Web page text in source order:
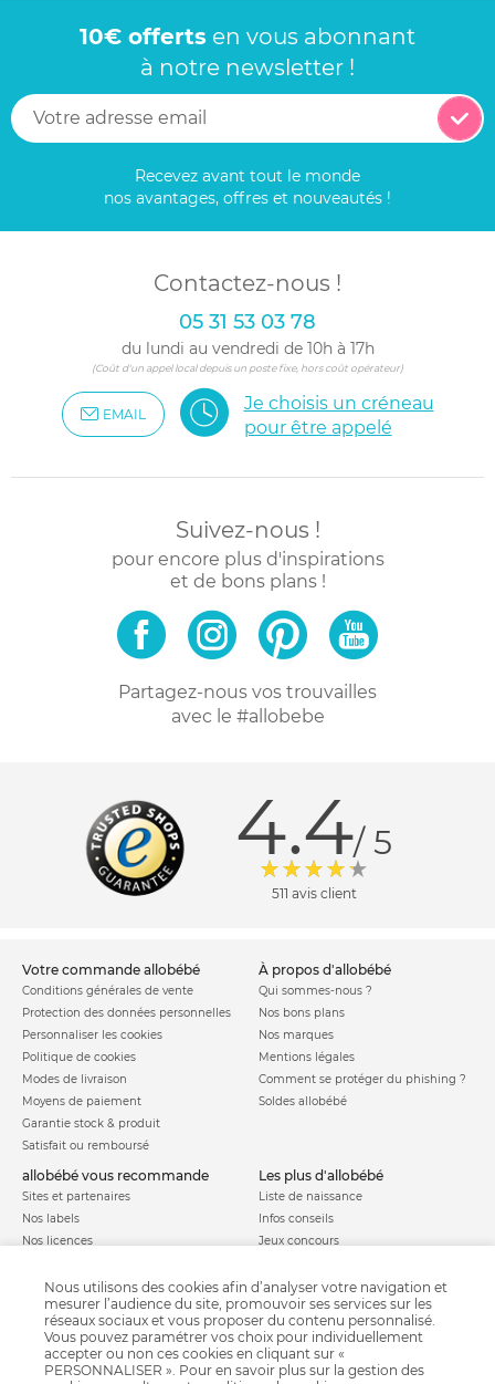
10€ offerts en vous abonnant
à notre newsletter !
Recevez avant tout le monde
nos avantages, offres et nouveautés !
Contactez-nous !
05 31 53 03 78
du lundi au vendredi de 10h à 17h
(Coût d'un appel local depuis un poste fixe, hors coût opérateur)
EMAIL
Je choisis un créneau
pour être appelé
Suivez-nous !
pour encore plus d'inspirations
et de bons plans !
Partagez-nous vos trouvailles
avec le #allobebe
4.4/ 5
511 avis client
votre commande allobébé
Conditions générales de vente
Protection des données personnelles
Personnaliser les cookies
Politique de cookies
Modes de livraison
Moyens de paiement
Garantie stock & produit
Satisfait ou remboursé
à propos d'allobébé
Qui sommes-nous ?
Nos bons plans
Nos marques
Mentions légales
Comment se protéger du phishing ?
Soldes allobébé
allobébé vous recommande
Sites et partenaires
Nos labels
Nos licences
les plus d'allobébé
Liste de naissance
Infos conseils
Jeux concours
Parrainage
Paiement sécurisé
Charte qualité
Nous utilisons des cookies afin d’analyser votre navigation et
mesurer l’audience du site, promouvoir ses services sur les
réseaux sociaux et vous proposer du contenu personnalisé.
Vous pouvez paramétrer vos choix pour individuellement
accepter ou non ces cookies en cliquant sur «
PERSONNALISER ». Pour en savoir plus sur la gestion des